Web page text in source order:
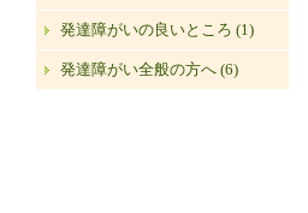
発達障がいの良いところ (1)
発達障がい全般の方へ (6)